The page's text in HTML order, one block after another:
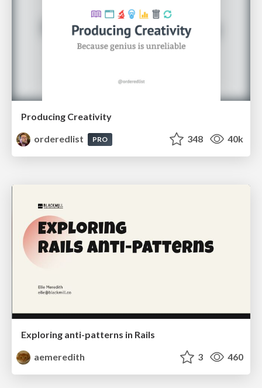
Producing Creativity
orderedlist
PRO 348 40k
Exploring anti-patterns in Rails
aemeredith
3 460